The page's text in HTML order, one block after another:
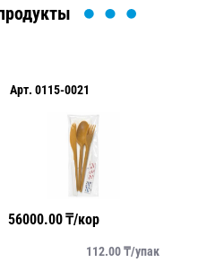
Арт. 0115-0021
56000.00₸/кор
112.00₸/упак